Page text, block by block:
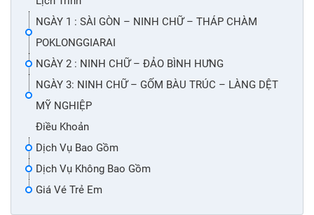
NGÀY 1 : SÀI GÒN – NINH CHỮ – THÁP CHÀM
POKLONGGIARAI
NGÀY 2 : NINH CHỮ – ĐẢO BÌNH HƯNG
NGÀY 3: NINH CHỮ – GỐM BÀU TRÚC – LÀNG DỆT
MỸ NGHIỆP
Điều Khoản
Dịch Vụ Bao Gồm
Dịch Vụ Không Bao Gồm
Giá Vé Trẻ Em